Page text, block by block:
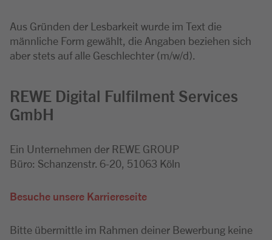
Aus Gründen der Lesbarkeit wurde im Text die
männliche Form gewählt, die Angaben beziehen sich
aber stets auf alle Geschlechter (m/w/d).
REWE Digital Fulfilment Services
GmbH
Ein Unternehmen der REWE GROUP
Büro: Schanzenstr. 6-20, 51063 Köln
Besuche unsere Karriereseite
Bitte übermittle im Rahmen deiner Bewerbung keine